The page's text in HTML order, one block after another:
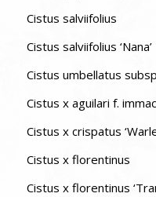
Cistus salviifolius
Cistus salviifolius ‘Nana’
Cistus umbellatus
Cistus x aguilari f.
Cistus x crispatus
Cistus x florentinus
Cistus x florentinus